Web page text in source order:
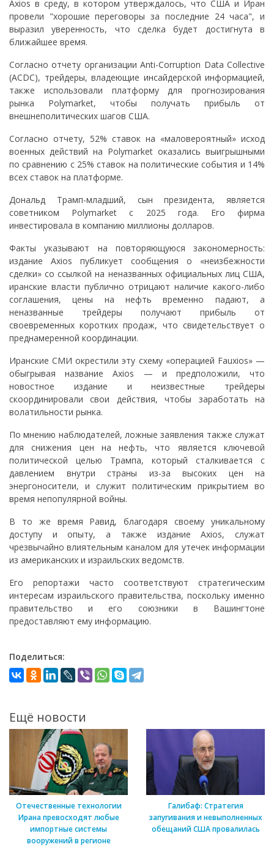
Axios в среду, в котором утверждалось, что США и Иран
провели "хорошие переговоры за последние 24 часа", и
выразил уверенность, что сделка будет достигнута в
ближайшее время.
Согласно отчету организации Anti-Corruption Data Collective
(ACDC), трейдеры, владеющие инсайдерской информацией,
также использовали платформу для прогнозирования
рынка Polymarket, чтобы получать прибыль от
внешнеполитических шагов США.
Согласно отчету, 52% ставок на «маловероятный» исход
военных действий на Polymarket оказались выигрышными
по сравнению с 25% ставок на политические события и 14%
всех ставок на платформе.
Дональд Трамп-младший, сын президента, является
советником Polymarket с 2025 года. Его фирма
инвестировала в компанию миллионы долларов.
Факты указывают на повторяющуюся закономерность:
издание Axios публикует сообщения о «неизбежности
сделки» со ссылкой на неназванных официальных лиц США,
иранские власти публично отрицают наличие какого-либо
соглашения, цены на нефть временно падают, а
неназванные трейдеры получают прибыль от
своевременных коротких продаж, что свидетельствует о
преднамеренной координации.
Иранские СМИ окрестили эту схему «операцией Fauxios» —
обыгрывая название Axios — и предположили, что
новостное издание и неизвестные трейдеры
скоординировали свои действия, чтобы заработать на
волатильности рынка.
По мнению наблюдателей, ложные заявления также служат
для снижения цен на нефть, что является ключевой
политической целью Трампа, который сталкивается с
давлением внутри страны из-за высоких цен на
энергоносители, и служит политическим прикрытием во
время непопулярной войны.
В то же время Равид, благодаря своему уникальному
доступу и опыту, а также издание Axios, служат
чрезвычайно влиятельным каналом для утечек информации
из американских и израильских ведомств.
Его репортажи часто соответствуют стратегическим
интересам израильского правительства, поскольку именно
правительство и его союзники в Вашингтоне
предоставляют ему информацию.
Поделиться:
Ещё новости
Отечественные технологии
Ирана превосходят любые
импортные системы
вооружений в регионе
Галибаф: Стратегия
запугивания и невыполненных
обещаний США провалилась